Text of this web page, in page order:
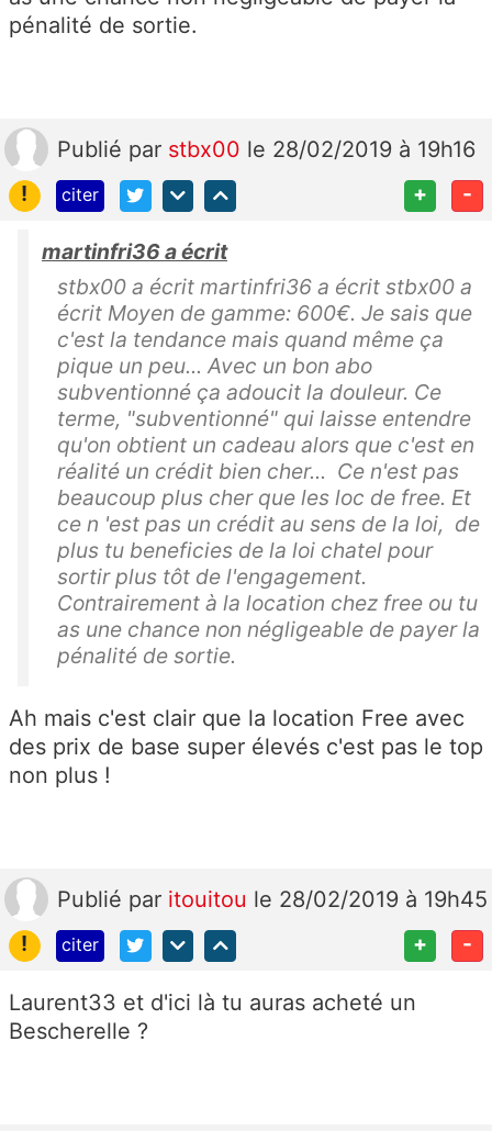
pénalité de sortie.
Publié par stbx00 le 28/02/2019 à 19h16
!
citer + -
martinfri36 a écrit
stbx00 a écrit martinfri36 a écrit stbx00 a
écrit Moyen de gamme: 600€. Je sais que
c'est la tendance mais quand même ça
pique un peu... Avec un bon abo
subventionné ça adoucit la douleur. Ce
terme, "subventionné" qui laisse entendre
qu'on obtient un cadeau alors que c'est en
réalité un crédit bien cher... Ce n'est pas
beaucoup plus cher que les loc de free. Et
ce n 'est pas un crédit au sens de la loi, de
plus tu beneficies de la loi chatel pour
sortir plus tôt de l'engagement.
Contrairement à la location chez free ou tu
as une chance non négligeable de payer la
pénalité de sortie.
Ah mais c'est clair que la location Free avec
des prix de base super élevés c'est pas le top
non plus !
Publié par itouitou le 28/02/2019 à 19h45
!
citer + -
Laurent33 et d'ici là tu auras acheté un
Bescherelle ?